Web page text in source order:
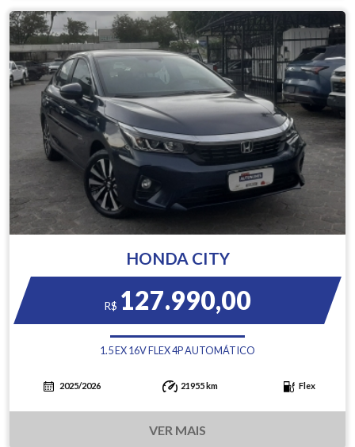
HONDA CITY
R$ 127.990,00
1.5 EX 16V FLEX 4P AUTOMÁTICO
2025/2026 21955 km Flex
VER MAIS